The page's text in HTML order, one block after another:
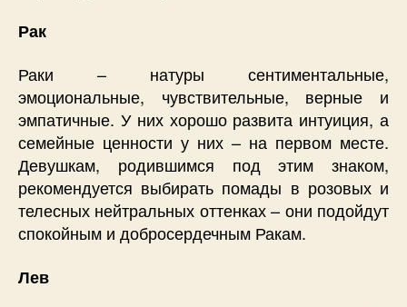
Рак
Раки – натуры сентиментальные,
эмоциональные, чувствительные, верные и
эмпатичные. У них хорошо развита интуиция, а
семейные ценности у них – на первом месте.
Девушкам, родившимся под этим знаком,
рекомендуется выбирать помады в розовых и
телесных нейтральных оттенках – они подойдут
спокойным и добросердечным Ракам.
Лев